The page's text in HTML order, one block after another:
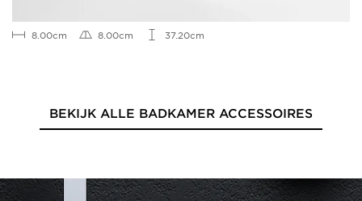
8.00cm 8.00cm 37.20cm
BEKIJK ALLE BADKAMER ACCESSOIRES